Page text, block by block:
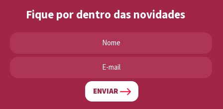
Fique por dentro das novidades
ENVIAR